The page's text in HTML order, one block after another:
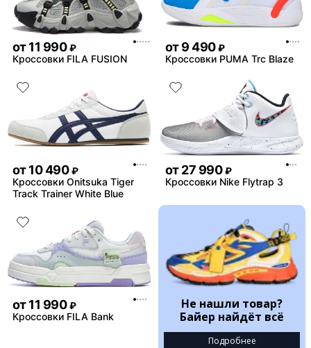
от11 990 ₽
Кроссовки FILA FUSION
от9 490 ₽
Кроссовки PUMA Trc Blaze
от10 490 ₽
Кроссовки Onitsuka Tiger
Track Trainer White Blue
от27 990 ₽
Кроссовки Nike Flytrap 3
от11 990 ₽
Кроссовки FILA Bank
Не нашли товар?
Байер найдёт всё
Подробнее